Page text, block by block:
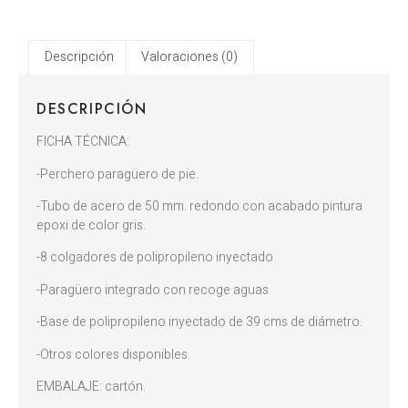
Descripción Valoraciones (0)
DESCRIPCIÓN
FICHA TÉCNICA:
-Perchero paragüero de pie.
-Tubo de acero de 50 mm. redondo con acabado pintura
epoxi de color gris.
-8 colgadores de polipropileno inyectado
-Paragüero integrado con recoge aguas
-Base de polipropileno inyectado de 39 cms de diámetro.
-Otros colores disponibles.
EMBALAJE: cartón.